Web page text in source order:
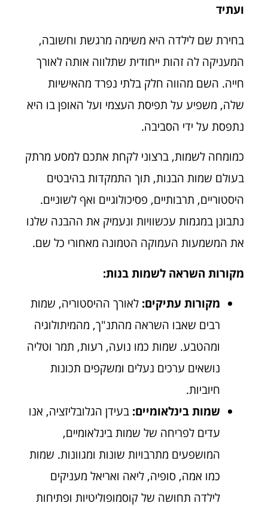
ועתיד
בחירת שם לילדה היא משימה מרגשת וחשובה,
המעניקה לה זהות ייחודית שתלווה אותה לאורך
חייה. השם מהווה חלק בלתי נפרד מהאישיות
שלה, משפיע על תפיסת העצמי ועל האופן בו היא
נתפסת על ידי הסביבה.
כמומחה לשמות, ברצוני לקחת אתכם למסע מרתק
בעולם שמות הבנות, תוך התמקדות בהיבטים
היסטוריים, תרבותיים, פסיכולוגיים ואף לשוניים.
נתבונן במגמות עכשוויות ונעמיק את ההבנה שלנו
את המשמעות העמוקה הטמונה מאחורי כל שם.
מקורות השראה לשמות בנות:
מקורות עתיקים: לאורך ההיסטוריה, שמות
רבים שאבו השראה מהתנ"ך, מהמיתולוגיה
ומהטבע. שמות כמו נועה, רעות, תמר וטליה
נושאים ערכים נעלים ומשקפים תכונות
חיוביות.
שמות בינלאומיים: בעידן הגלובליזציה, אנו
עדים לפריחה של שמות בינלאומיים,
המושפעים מתרבויות שונות ומגוונות. שמות
כמו אמה, סופיה, ליאה ואריאל מעניקים
לילדה תחושה של קוסמופוליטיות ופתיחות